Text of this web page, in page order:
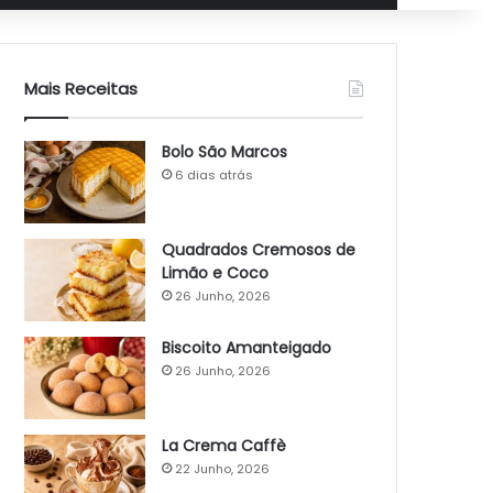
Mais Receitas
Bolo São Marcos
6 dias atrás
Quadrados Cremosos de
Limão e Coco
26 Junho, 2026
Biscoito Amanteigado
26 Junho, 2026
La Crema Caffè
22 Junho, 2026